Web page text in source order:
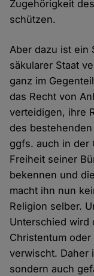
Zugehörigkeit
schützen.
Aber dazu ist ein
säkularer Staat
ganz im
das Recht von
verteidigen, ihre
des
ggfs. auch in der
Freiheit seiner
bekennen und
macht ihn nun
Religion selber.
Unterschied wird
Christentum
verwischt. Daher
sondern auch